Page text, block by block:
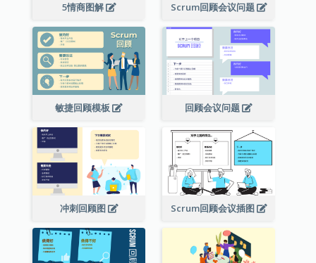
5情商图解 Scrum回顾会议问题
敏捷回顾模板 回顾会议问题
冲刺回顾图 Scrum回顾会议插图